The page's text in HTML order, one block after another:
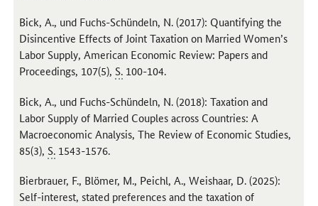
Bick, A., und Fuchs-Schündeln, N. (2017): Quantifying the
Disincentive Effects of Joint Taxation on Married Women’s
Labor Supply, American Economic Review: Papers and
Proceedings, 107(5), S. 100-104.
Bick, A., und Fuchs-Schündeln, N. (2018):Taxation and
Labor Supply of Married Couples across Countries: A
Macroeconomic Analysis, The Review of Economic Studies,
85(3), S. 1543-1576.
Bierbrauer, F., Blömer, M., Peichl, A., Weishaar, D. (2025):
Self-interest, stated preferences and the taxation of